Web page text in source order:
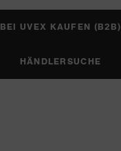
BEI UVEX KAUFEN (B2B)
HÄNDLERSUCHE